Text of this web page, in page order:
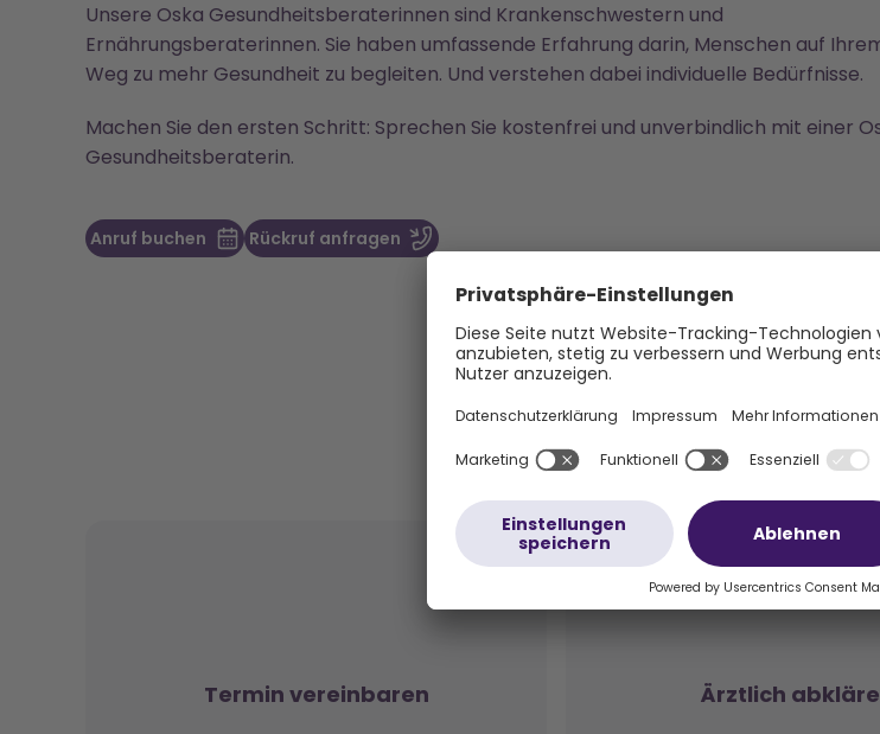
Unsere Oska Gesundheitsberaterinnen sind Krankenschwestern und
Ernährungsberaterinnen. Sie haben umfassende Erfahrung darin, Menschen auf
Weg zu mehr Gesundheit zu begleiten. Und verstehen dabei individuelle Bedürfnisse.
Machen Sie den ersten Schritt: Sprechen Sie kostenfrei und unverbindlich mit einer
Gesundheitsberaterin.
Anruf buchen Rückruf anfragen
In 3 Schritten zum
Termin vereinbaren Ärztlich